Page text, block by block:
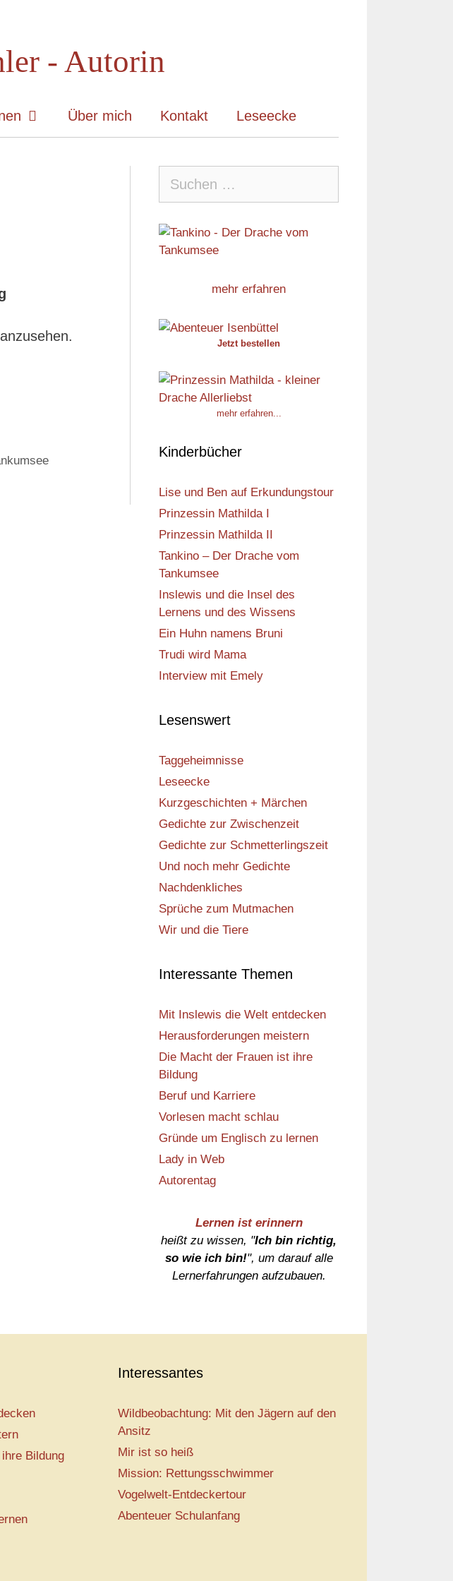
- Autorin
Über mich Kontakt Leseecke
nach:
mehr erfahren
Jetzt bestellen
mehr erfahren...
Kinderbücher
Lise und Ben auf Erkundungstour
Prinzessin Mathilda I
Prinzessin Mathilda II
Tankino – Der Drache vom
Tankumsee
Inslewis und die Insel des
Lernens und des Wissens
Ein Huhn namens Bruni
Trudi wird Mama
Interview mit Emely
Lesenswert
Taggeheimnisse
Leseecke
Kurzgeschichten + Märchen
Gedichte zur Zwischenzeit
Gedichte zur Schmetterlingszeit
Und noch mehr Gedichte
Nachdenkliches
Sprüche zum Mutmachen
Wir und die Tiere
Interessante Themen
Mit Inslewis die Welt entdecken
Herausforderungen meistern
Die Macht der Frauen ist ihre
Bildung
Beruf und Karriere
Vorlesen macht schlau
Gründe um Englisch zu lernen
Lady in Web
Autorentag
Lernen ist erinnern
heißt zu wissen, "Ich bin richtig,
so wie ich bin!", um darauf alle
Lernerfahrungen aufzubauen.
Bildung
Interessantes
Wildbeobachtung: Mit den Jägern auf den
Ansitz
Mir ist so heiß
Mission: Rettungsschwimmer
Vogelwelt-Entdeckertour
Abenteuer Schulanfang